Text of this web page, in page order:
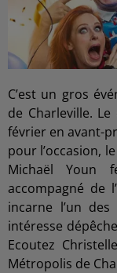
C’est un gros
de Charleville.
février en avant-
pour l’occasion,
Michaël Youn
accompagné de
incarne l’un
intéresse
Ecoutez
Métropolis de